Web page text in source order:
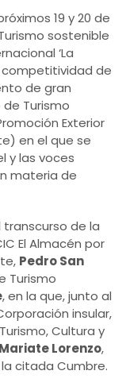
19 y 20 de
sostenible
‘La
de
de gran
Turismo
Exterior
en el que se
y las voces
materia de
de la
El Almacén por
Pedro San
Turismo
, en la que, junto al
insular,
Cultura y
Mariate Lorenzo,
citada Cumbre.